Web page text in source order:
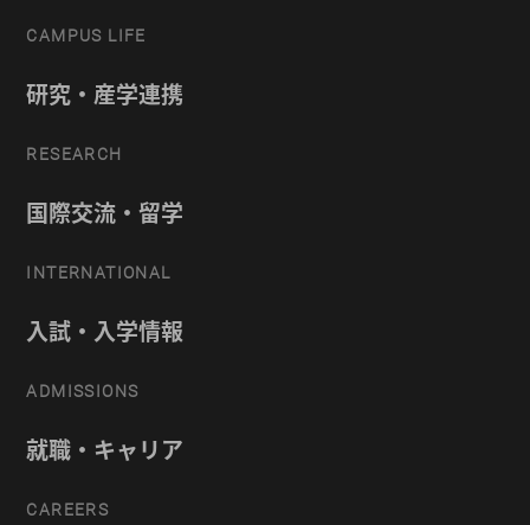
CAMPUS LIFE
研究・産学連携
RESEARCH
国際交流・留学
INTERNATIONAL
入試・入学情報
ADMISSIONS
就職・キャリア
CAREERS